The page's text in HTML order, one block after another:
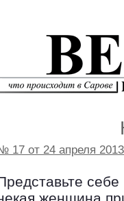
17 от 24 апреля 2013